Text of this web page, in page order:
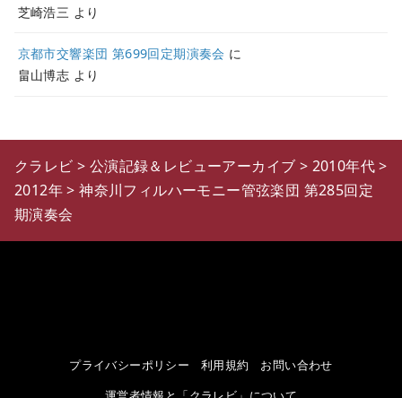
芝崎浩三 より
京都市交響楽団 第699回定期演奏会 に
畠山博志 より
クラレビ > 公演記録＆レビューアーカイブ > 2010年代>
2012年>神奈川フィルハーモニー管弦楽団 第285回定
期演奏会
プライバシーポリシー 利用規約
お問い合わせ